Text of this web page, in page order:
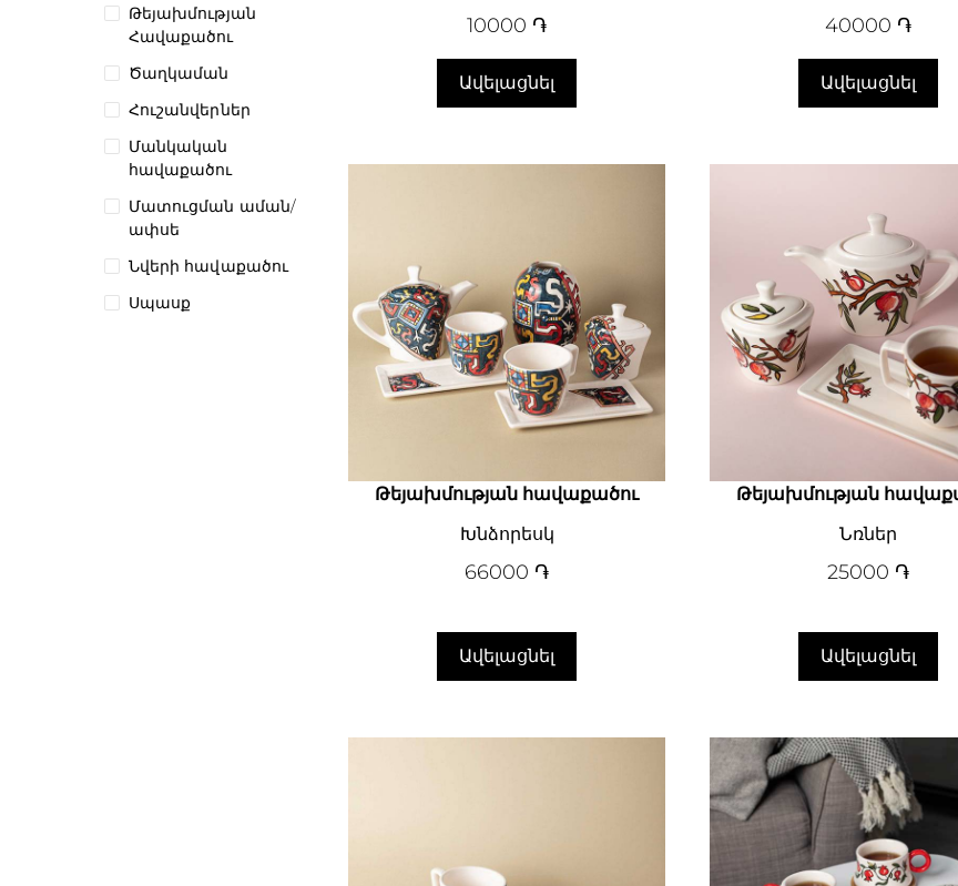
Թեյախմության
Հավաքածու
Ծաղկաման
Հուշանվերներ
Մանկական
հավաքածու
Մատուցման աման/
ափսե
Նվերի հավաքածու
Սպասք
10000 ֏
Ավելացնել
40000 ֏
Ավելացնել
Թեյախմության հավաքածու
Խնձորեսկ
66000 ֏
Ավելացնել
Թեյախմության
Նռներ
25000 ֏
Ավելացնել